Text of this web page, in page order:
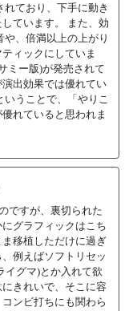
ており、下手に動き
ています。 また、効
、倍満以上の上がり
ィックにしていま
ミー版)が発売されて
出効果では優れてい
いうことで、「やりこ
れていると思われま
ですが、裏切られた
グラフィックはこち
移植しただけに過ぎ
例えばソフトリセッ
イグマ)とか入れて欲
きれいで、そこに容
ンビ打ちにも関わら